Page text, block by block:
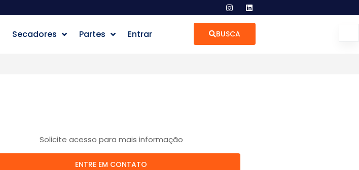
Secadores Partes Entrar BUSCA
Solicite acesso para mais informação
ENTRE EM CONTATO